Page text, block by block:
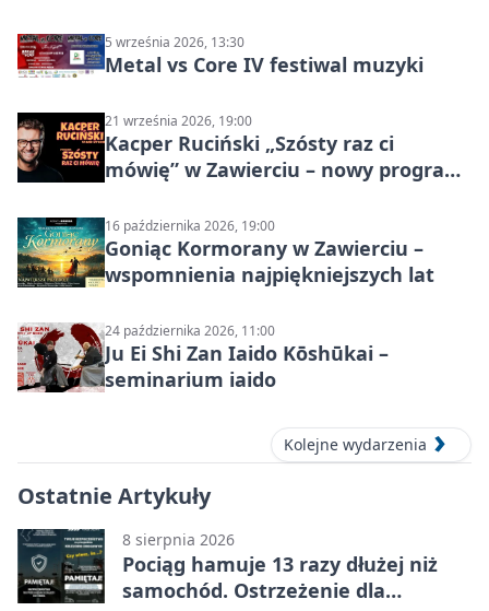
5 września 2026, 13:30
Metal vs Core IV festiwal muzyki
21 września 2026, 19:00
Kacper Ruciński „Szósty raz ci
mówię” w Zawierciu – nowy program
16 października 2026, 19:00
Goniąc Kormorany w Zawierciu –
wspomnienia najpiękniejszych lat
24 października 2026, 11:00
Ju Ei Shi Zan Iaido Kōshūkai –
seminarium iaido
Kolejne wydarzenia
Ostatnie Artykuły
8 sierpnia 2026
Pociąg hamuje 13 razy dłużej niż
samochód. Ostrzeżenie dla